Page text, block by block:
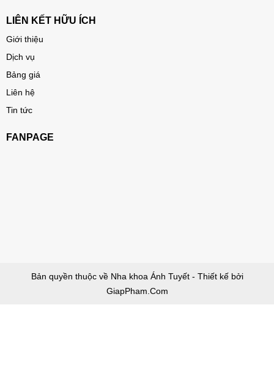
LIÊN KẾT HỮU ÍCH
Giới thiệu
Dịch vụ
Bảng giá
Liên hệ
Tin tức
FANPAGE
Bản quyền thuộc về Nha khoa Ánh Tuyết - Thiết kế bởi
GiapPham.Com